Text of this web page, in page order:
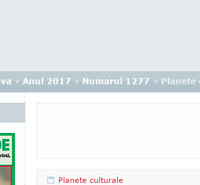
› Anul 2017 › Numarul 1277 ›
Planete culturale